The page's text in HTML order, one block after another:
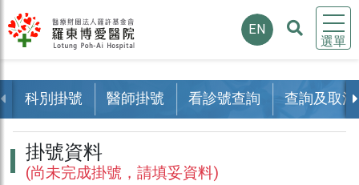
選單
EN
科別掛號 醫師掛號 看診號查詢 查詢及取消
掛號資料
(尚未完成掛號，請填妥資料)